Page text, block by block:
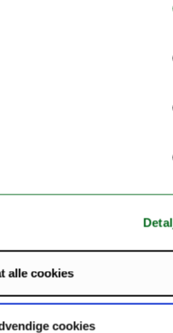
alle cookies
cookies